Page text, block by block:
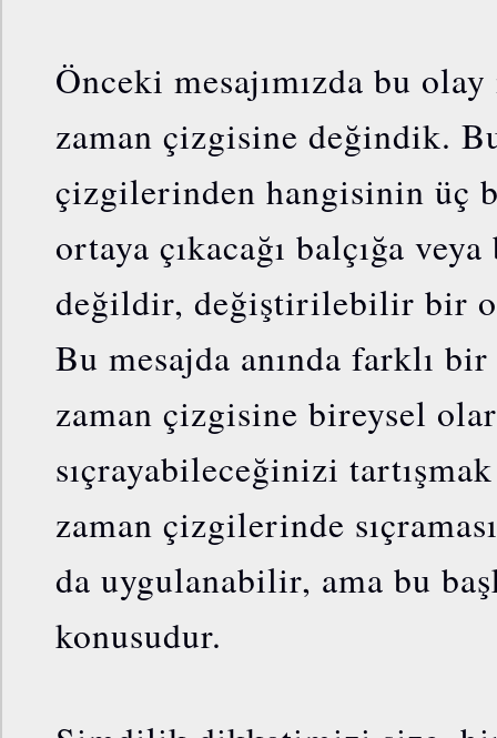
Önceki mesajımızda bu
zaman çizgisine değindik.
çizgilerinden hangisinin üç
ortaya çıkacağı balçığa veya
değildir, değiştirilebilir bir
Bu mesajda anında farklı
zaman çizgisine bireysel
sıçrayabileceğinizi
zaman çizgilerinde
da uygulanabilir, ama bu
konusudur.